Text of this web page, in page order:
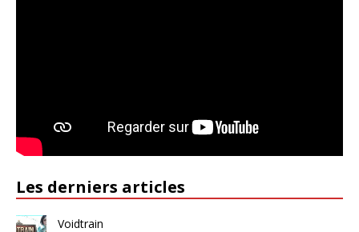
Les derniers articles
Voidtrain